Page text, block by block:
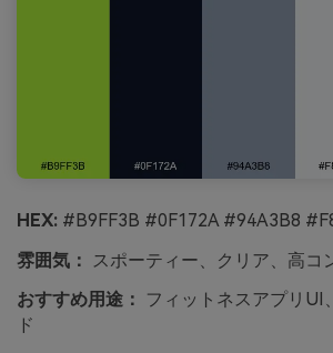
HEX: #B9FF3B #0F172A #94A3B8
雰囲気：
スポーティー、クリア、高コ
おすすめ用途：
フィットネスアプリUI
ド